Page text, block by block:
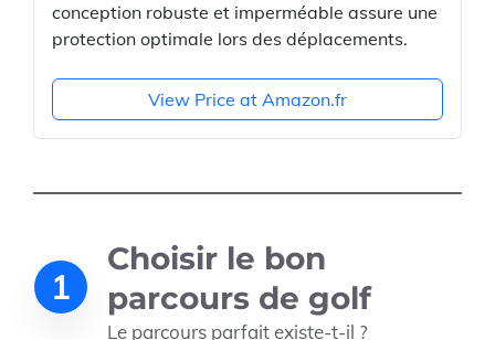
conception robuste et imperméable assure une
protection optimale lors des déplacements.
View Price at Amazon.fr
1
Choisir le bon
parcours de golf
Le parcours parfait existe-t-il ?